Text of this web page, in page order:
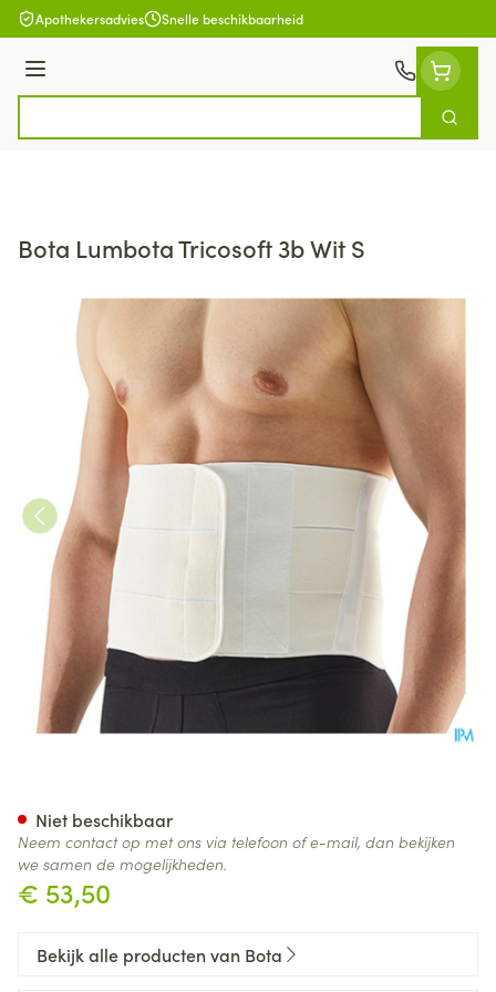
Ga naar de inhoud
Apothekersadvies Snelle beschikbaarheid
Menu
Zoek
Bota Lumbota Tricosoft 3b Wit S
€ 53,50
Niet beschikbaar
Neem contact op met ons via telefoon of e-mail, dan bekijken
we samen de mogelijkheden.
Bekijk alle producten van Bota